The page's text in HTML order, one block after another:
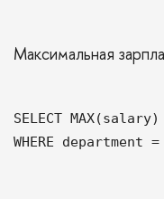
Максимальная
SELECT MAX(salary)
WHERE department